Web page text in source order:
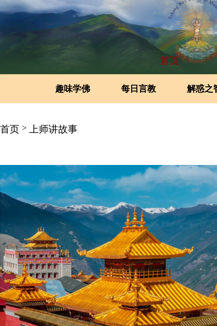
首页
趣味学佛 每日言教 解惑之
首页 > 上师讲故事